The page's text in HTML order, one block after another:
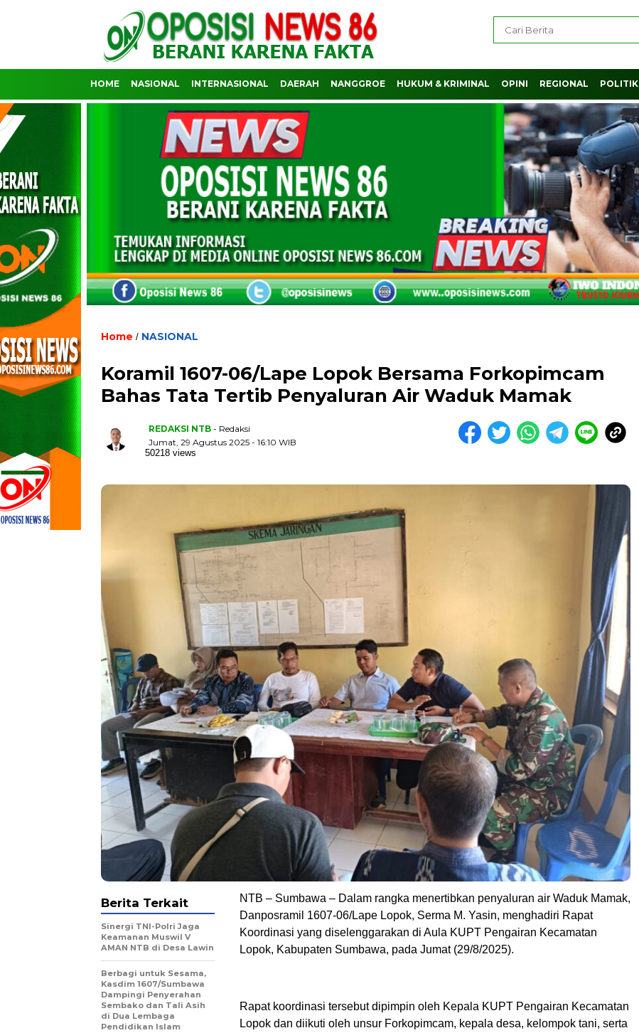
HOME NASIONAL INTERNASIONAL DAERAH NANGGROE HUKUM & KRIMINAL OPINI REGIONAL POLITIK
Home / NASIONAL
Koramil 1607-06/Lape Lopok Bersama Forkopimcam
Bahas Tata Tertib Penyaluran Air Waduk Mamak
REDAKSI NTB - Redaksi
Jumat, 29 Agustus 2025 - 16:10 WIB
50218 views
NTB – Sumbawa – Dalam rangka menertibkan penyaluran air Waduk Mamak,
Danposramil 1607-06/Lape Lopok, Serma M. Yasin, menghadiri Rapat
Koordinasi yang diselenggarakan di Aula KUPT Pengairan Kecamatan
Lopok, Kabupaten Sumbawa, pada Jumat (29/8/2025).
Rapat koordinasi tersebut dipimpin oleh Kepala KUPT Pengairan Kecamatan
Lopok dan diikuti oleh unsur Forkopimcam, kepala desa, kelompok tani, serta
Berita Terkait
‎Sinergi TNI-Polri Jaga
Keamanan Muswil V
AMAN NTB di Desa Lawin
Berbagi untuk Sesama,
Kasdim 1607/Sumbawa
Dampingi Penyerahan
Sembako dan Tali Asih
di Dua Lembaga
Pendidikan Islam